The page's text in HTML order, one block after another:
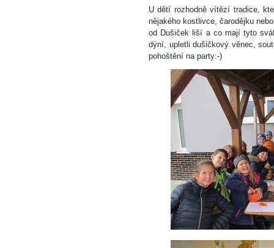
U dětí rozhodně vítězí tradice,
nějakého kostlivce, čarodějku
od Dušiček liší a co mají tyto
dýní, upletli dušičkový věnec,
pohoštění na party:-)